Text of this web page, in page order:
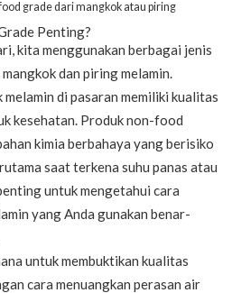
grade dari mangkok atau piring
Penting?
kita menggunakan berbagai jenis
dan piring melamin.
melamin di pasaran memiliki kualitas
kesehatan. Produk non-food
kimia berbahaya yang berisiko
saat terkena suhu panas atau
untuk mengetahui cara
yang Anda gunakan benar-
untuk membuktikan kualitas
cara menuangkan perasan air